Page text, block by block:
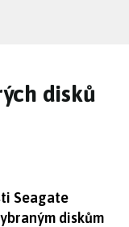
disků
Seagate
diskům